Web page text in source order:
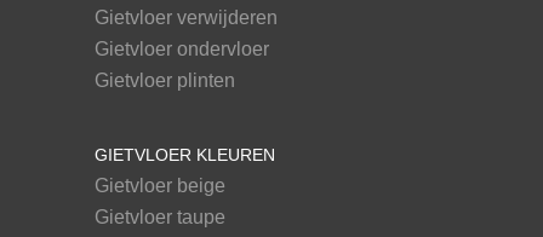
Gietvloer verwijderen
Gietvloer ondervloer
Gietvloer plinten
GIETVLOER KLEUREN
Gietvloer beige
Gietvloer taupe